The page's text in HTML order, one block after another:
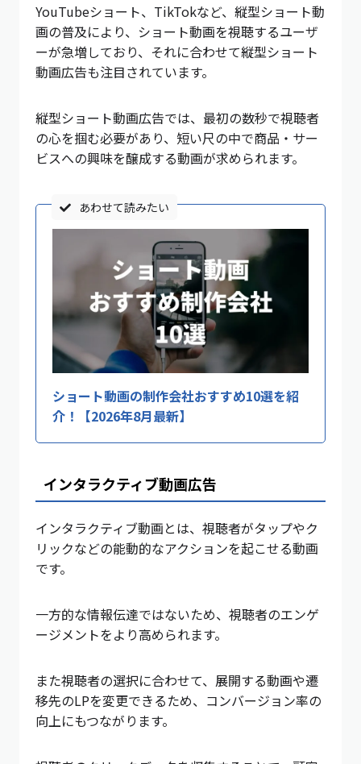
YouTubeショート、TikTokなど、縦型ショート動
画の普及により、ショート動画を視聴するユーザ
ーが急増しており、それに合わせて縦型ショート
動画広告も注目されています。
縦型ショート動画広告では、最初の数秒で視聴者
の心を掴む必要があり、短い尺の中で商品・サー
ビスへの興味を醸成する動画が求められます。
あわせて読みたい
ショート動画の制作会社おすすめ10選を紹
介！【2026年8月最新】
インタラクティブ動画広告
インタラクティブ動画とは、視聴者がタップやク
リックなどの能動的なアクションを起こせる動画
です。
一方的な情報伝達ではないため、視聴者のエンゲ
ージメントをより高められます。
また視聴者の選択に合わせて、展開する動画や遷
移先のLPを変更できるため、コンバージョン率の
向上にもつながります。